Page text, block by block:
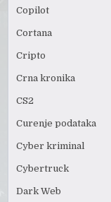
Copilot
Cortana
Cripto
Crna kronika
CS2
Curenje podataka
Cyber kriminal
Cybertruck
Dark Web